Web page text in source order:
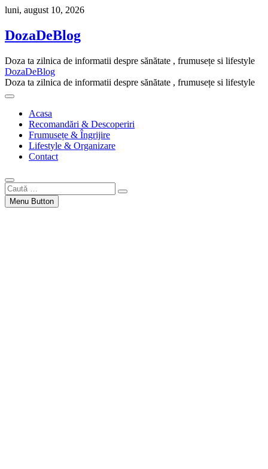
Skip
content
luni, august 10, 2026
DozaDeBlog
Doza ta zilnica de informatii despre sănătate , frumusețe si lifestyle
DozaDeBlog
Doza ta zilnica de informatii despre sănătate , frumusețe si lifestyle
Acasa
Recomandări & Descoperiri
Frumusețe & Îngrijire
Lifestyle & Organizare
Contact
Caută
…Menu Button